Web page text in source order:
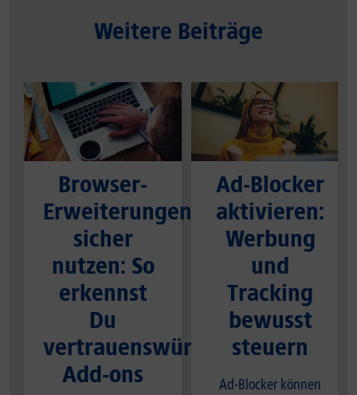
Weitere Beiträge
Browser-
Erweiterungen
sicher
nutzen: So
erkennst
Du
vertrauenswürdige
Add-ons
Ad-Blocker
aktivieren:
Werbung
und
Tracking
bewusst
steuern
Ad-Blocker können